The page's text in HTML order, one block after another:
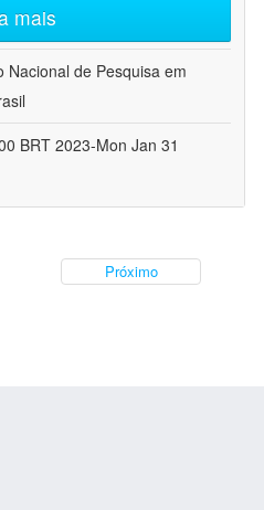
mais
Nacional de Pesquisa em
BRT 2023-Mon Jan 31
Próximo